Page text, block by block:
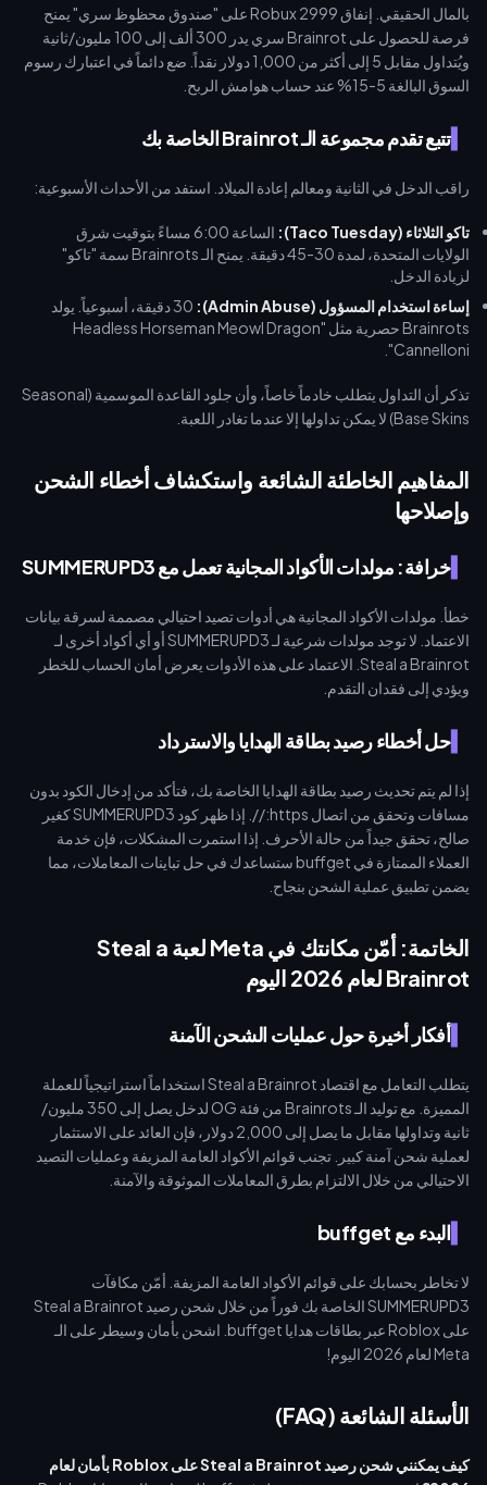
بالمال الحقيقي. إنفاق 2999 Robux على "صندوق محظوظ سري" يمنح
فرصة للحصول على Brainrot سري يدر 300 ألف إلى 100 مليون/ثانية
ويُتداول مقابل 5 إلى أكثر من 1,000 دولار نقداً. ضع دائماً في اعتبارك رسوم
السوق البالغة 5-15% عند حساب هوامش الربح.
تتبع تقدم مجموعة الـ Brainrot الخاصة بك
راقب الدخل في الثانية ومعالم إعادة الميلاد. استفد من الأحداث الأسبوعية:
تاكو الثلاثاء (Taco Tuesday):
الساعة 6:00 مساءً بتوقيت شرق
الولايات المتحدة، لمدة 30-45 دقيقة. يمنح الـ Brainrots سمة "تاكو"
لزيادة الدخل.
إساءة استخدام المسؤول (Admin Abuse):
30 دقيقة، أسبوعياً. يولد
Brainrots حصرية مثل "Headless Horseman Meowl Dragon
Cannelloni".
تذكر أن التداول يتطلب خادماً خاصاً، وأن جلود القاعدة الموسمية (Seasonal
Base Skins) لا يمكن تداولها إلا عندما تغادر اللعبة.
المفاهيم الخاطئة الشائعة واستكشاف أخطاء الشحن
وإصلاحها
خرافة: مولدات الأكواد المجانية تعمل مع SUMMERUPD3
خطأ. مولدات الأكواد المجانية هي أدوات تصيد احتيالي مصممة لسرقة بيانات
الاعتماد. لا توجد مولدات شرعية لـ SUMMERUPD3 أو أي أكواد أخرى لـ
Steal a Brainrot. الاعتماد على هذه الأدوات يعرض أمان الحساب للخطر
ويؤدي إلى فقدان التقدم.
حل أخطاء رصيد بطاقة الهدايا والاسترداد
إذا لم يتم تحديث رصيد بطاقة الهدايا الخاصة بك، فتأكد من إدخال الكود بدون
مسافات وتحقق من اتصال https://. إذا ظهر كود SUMMERUPD3 كغير
صالح، تحقق جيداً من حالة الأحرف. إذا استمرت المشكلات، فإن خدمة
العملاء الممتازة في buffget ستساعدك في حل تباينات المعاملات، مما
يضمن تطبيق عملية الشحن بنجاح.
الخاتمة: أمّن مكانتك في Meta لعبة Steal a
Brainrot لعام 2026 اليوم
أفكار أخيرة حول عمليات الشحن الآمنة
يتطلب التعامل مع اقتصاد Steal a Brainrot استخداماً استراتيجياً للعملة
المميزة. مع توليد الـ Brainrots من فئة OG لدخل يصل إلى 350 مليون/
ثانية وتداولها مقابل ما يصل إلى 2,000 دولار، فإن العائد على الاستثمار
لعملية شحن آمنة كبير. تجنب قوائم الأكواد العامة المزيفة وعمليات التصيد
الاحتيالي من خلال الالتزام بطرق المعاملات الموثوقة والآمنة.
البدء مع buffget
لا تخاطر بحسابك على قوائم الأكواد العامة المزيفة. أمّن مكافآت
SUMMERUPD3 الخاصة بك فوراً من خلال شحن رصيد Steal a Brainrot
على Roblox عبر بطاقات هدايا buffget. اشحن بأمان وسيطر على الـ
Meta لعام 2026 اليوم!
الأسئلة الشائعة (FAQ)
كيف يمكنني شحن رصيد Steal a Brainrot على Roblox بأمان لعام